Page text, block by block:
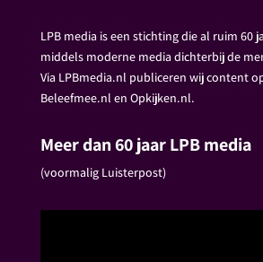
LPB media is een stichting die al ruim 60
middels moderne media dichterbij de
Via LPBmedia.nl publiceren wij content
Beleefmee.nl en Opkijken.nl.
Meer dan 60 jaar LPB media
(voormalig Luisterpost)